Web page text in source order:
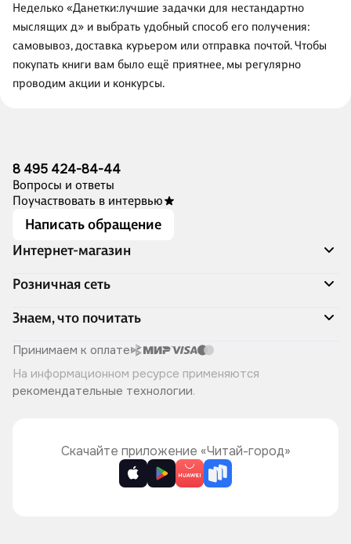
Неделько «Данетки:лучшие задачки для нестандартно
мыслящих д» и выбрать удобный способ его получения:
самовывоз, доставка курьером или отправка почтой. Чтобы
покупать книги вам было ещё приятнее, мы регулярно
проводим акции и конкурсы.
8 495 424-84-44
Вопросы и ответы
Поучаствовать в интервью
Написать обращение
Интернет-магазин
Акции
Доставка и оплата
Программа лояльности
Подарочные сертификаты
Правила продажи
Политика конфиденциальности
Розничная сеть
Адреса магазинов
Книжный Дозор
О компании
Читай-город для бизнеса
Хотите у нас работать?
Знаем, что почитать
Скоро в продаже
Лучшие из лучших
Читай-журнал
Принимаем к оплате
На информационном ресурсе применяются
рекомендательные технологии.
Скачайте приложение «Читай-город»